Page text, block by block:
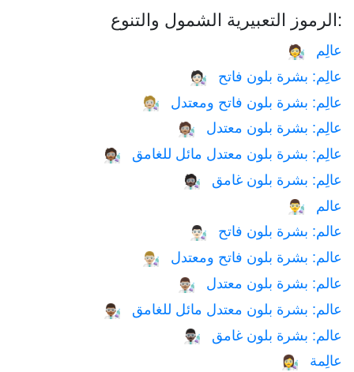
الرموز التعبيرية الشمول والتنوع:
🧑‍🔬 عالِم
🧑🏻‍🔬 عالِم: بشرة بلون فاتح
🧑🏼‍🔬 عالِم: بشرة بلون فاتح ومعتدل
🧑🏽‍🔬 عالِم: بشرة بلون معتدل
🧑🏾‍🔬 عالِم: بشرة بلون معتدل مائل للغامق
🧑🏿‍🔬 عالِم: بشرة بلون غامق
👨‍🔬 عالم
👨🏻‍🔬 عالم: بشرة بلون فاتح
👨🏼‍🔬 عالم: بشرة بلون فاتح ومعتدل
👨🏽‍🔬 عالم: بشرة بلون معتدل
👨🏾‍🔬 عالم: بشرة بلون معتدل مائل للغامق
👨🏿‍🔬 عالم: بشرة بلون غامق
👩‍🔬 عالِمة